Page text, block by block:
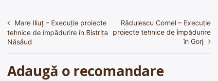
Navigare
în
Mare Iliuț – Execuție proiecte
tehnice de împădurire în Bistrița
Năsăud
Rădulescu Cornel – Execuție
proiecte tehnice de împădurire
în Gorj
Adaugă o recomandare